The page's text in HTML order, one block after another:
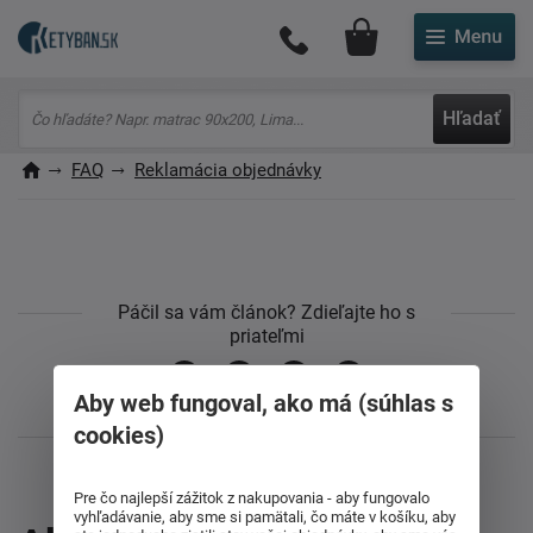
Hľadať
Môj účet
FAQ Reklamácia objednávky
Páčil sa vám článok? Zdieľajte ho s
priateľmi
Aby web fungoval, ako má (súhlas s
cookies)
Pre čo najlepší zážitok z nakupovania - aby fungovalo
vyhľadávanie, aby sme si pamätali, čo máte v košíku, aby